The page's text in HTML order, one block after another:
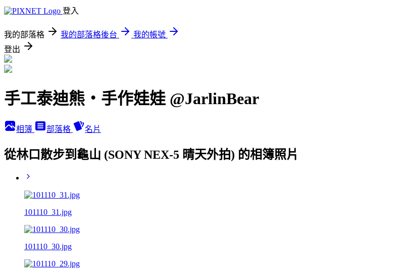
登入
我的部落格 我的部落格後台
我的帳號
登出
手工泰迪熊‧手作娃娃 @JarlinBear
相簿 部落格 名片
從林口散步到龜山 (SONY NEX-5 晴天外拍) 的相簿照片
101110_31.jpg
101110_30.jpg